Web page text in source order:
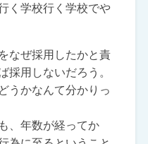
く学校行く学校でや
なぜ採用したかと責
採用しないだろう。
うかなんて分かりっ
、年数が経ってか